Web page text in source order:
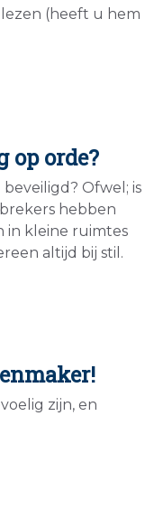
(heeft u hem
op orde?
Ofwel; is
hebben
in kleine ruimtes
altijd bij stil.
zijn, en